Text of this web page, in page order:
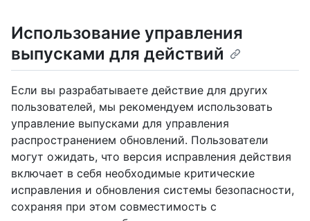
Использование управления
выпусками для действий
Если вы разрабатываете действие для других
пользователей, мы рекомендуем использовать
управление выпусками для управления
распространением обновлений. Пользователи
могут ожидать, что версия исправления действия
включает в себя необходимые критические
исправления и обновления системы безопасности,
сохраняя при этом совместимость с